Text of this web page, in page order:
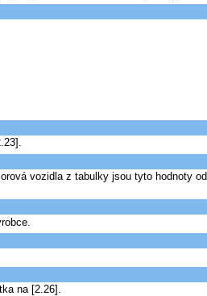
vozidla z tabulky jsou tyto hodnoty
na [2.26].